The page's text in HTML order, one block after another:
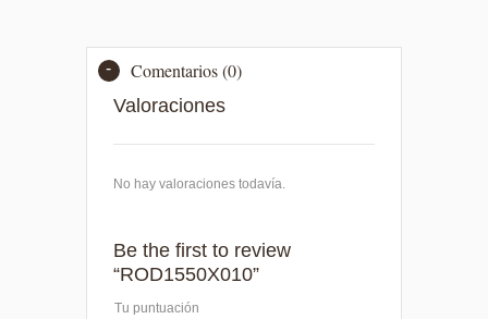
Comentarios (0)
Valoraciones
No hay valoraciones todavía.
Be the first to review
“ROD1550X010”
Tu puntuación